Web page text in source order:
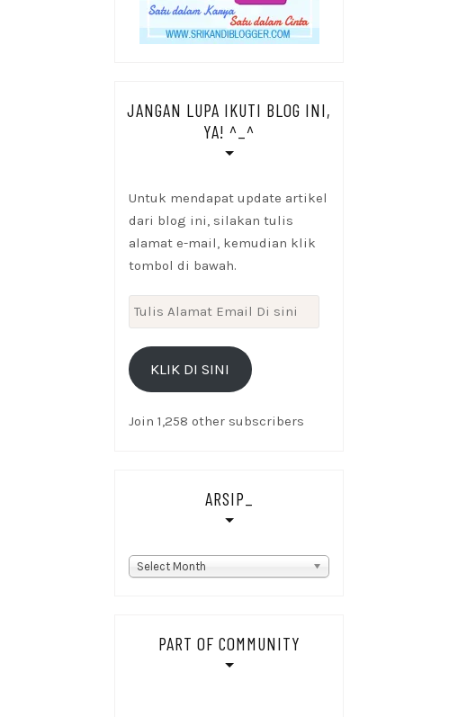
JANGAN LUPA IKUTI BLOG INI,
YA! ^_^
Untuk mendapat update artikel
dari blog ini, silakan tulis
alamat e-mail, kemudian klik
tombol di bawah.
Tulis
Alamat
Email
KLIK DI SINI
Join 1,258 other subscribers
ARSIP_
Arsip_
Select Month
PART OF COMMUNITY